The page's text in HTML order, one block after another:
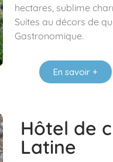
hectares, sublime
Suites au décors de
Gastronomique.
En savoir +
Hôtel de
Latine